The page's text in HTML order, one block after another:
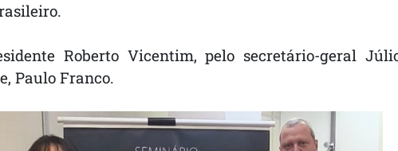
Roberto Vicentim, pelo secretário-geral
Paulo Franco.